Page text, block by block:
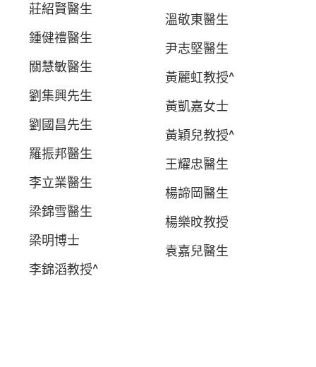
莊紹賢醫生
鍾健禮醫生
關慧敏醫生
劉集興先生
劉國昌先生
羅振邦醫生
李立業醫生
梁錦雪醫生
梁明博士
李錦滔教授^
溫敬東醫生
尹志堅醫生
黃麗虹教授^
黃凱嘉女士
黃穎兒教授^
王耀忠醫生
楊諦岡醫生
楊樂旼教授
袁嘉兒醫生